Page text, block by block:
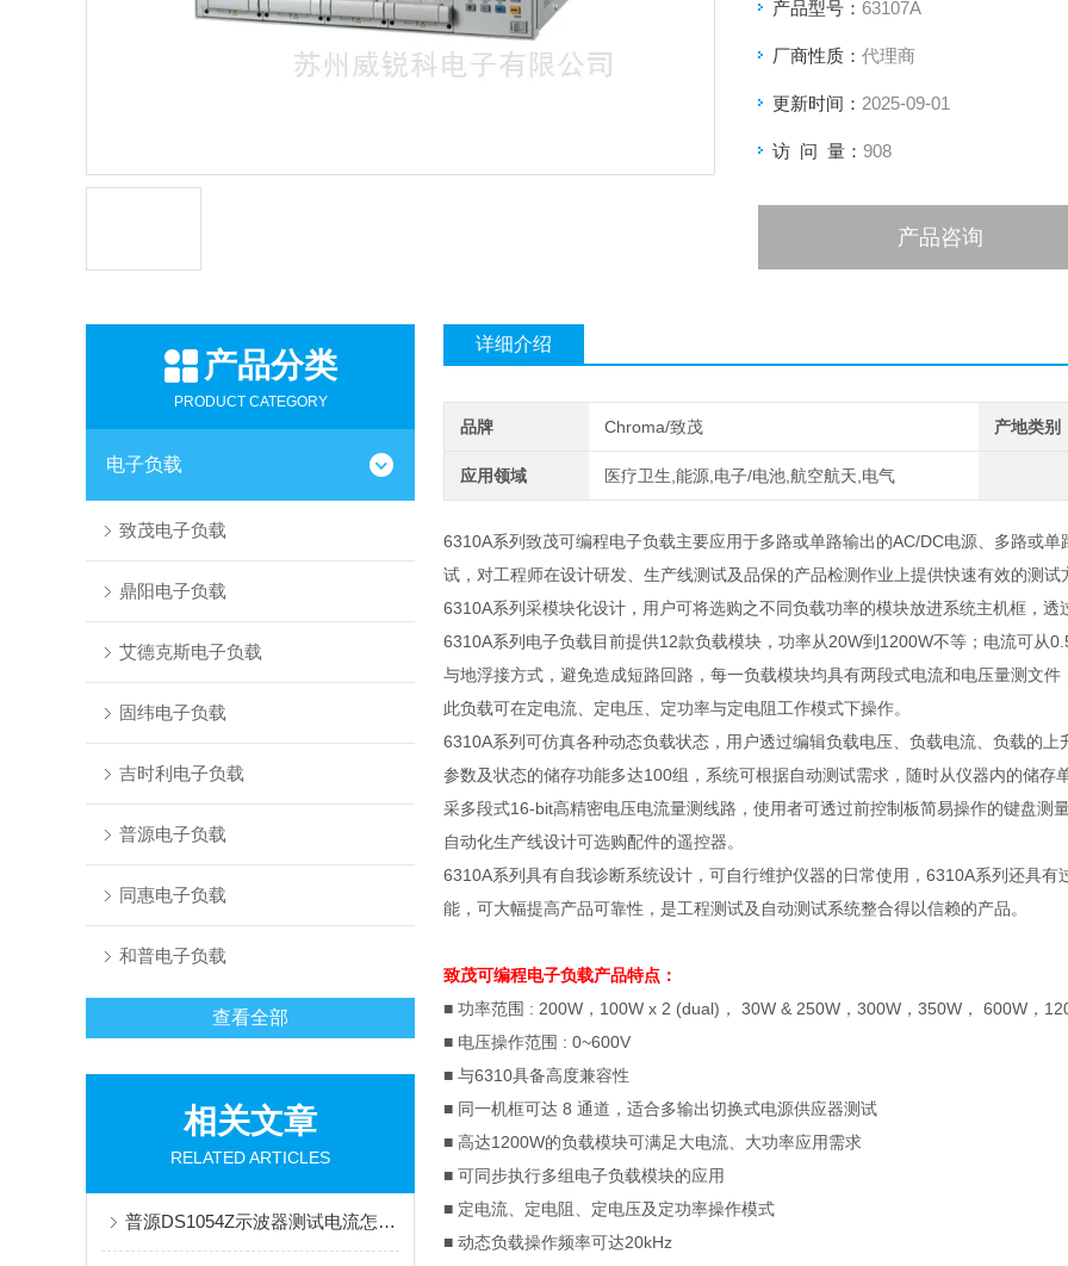
产品型号： 63107A
厂商性质： 代理商
更新时间： 2025-09-01
访 问 量： 908
产品咨询
产品分类
PRODUCT CATEGORY
电子负载
致茂电子负载
鼎阳电子负载
艾德克斯电子负载
固纬电子负载
吉时利电子负载
普源电子负载
同惠电子负载
和普电子负载
查看全部
相关文章
RELATED ARTICLES
普源DS1054Z示波器测试电流怎么设置波形？
详细介绍
品牌 Chroma/致茂 产地类别
应用领域 医疗卫生,能源,电子/电池,航空航天,电气
6310A系列致茂可编程电子负载主要应用于多路或单路输出的AC/DC电源、多路或
试，对工程师在设计研发、生产线测试及品保的产品检测作业上提供快速有效的测试
6310A系列采模块化设计，用户可将选购之不同负载功率的模块放进系统主机框，透
6310A系列电子负载目前提供12款负载模块，功率从20W到 1200W不等；电流可从
与地浮接方式，避免造成短路回路，每一负载模块均具有两段式电流和电压量测文件
此负载可在定电流、定电压、定功率与定电阻工作模式下操作。
6310A系列可仿真各种动态负载状态，用户透过编辑负载电压、负载电流、负载的上
参数及状态的储存功能多达100组，系统可根据自动测试需求，随时从仪器内的储存
采多段式16-bit高精密电压电流量测线路，使用者可透过前控制板简易操作的键盘测
自动化生产线设计可选购配件的遥控器。
6310A系列具有自我诊断系统设计，可自行维护仪器的日常使用， 6310A系列还具有
能，可大幅提高产品可靠性，是工程测试及自动测试系统整合得以信赖的产品。
致茂可编程电子负载产品特点：
■ 功率范围 : 200W ， 100W x 2 (dual) ， 30W & 250W ， 300W ， 350W ， 600W ，
■ 电压操作范围 : 0~600V
■ 与6310具备高度兼容性
■ 同一机框可达 8 通道，适合多输出切换式电源供应器测试
■ 高达1200W的负载模块可满足大电流、大功率应用需求
■ 可同步执行多组电子负载模块的应用
■ 定电流、定电阻、定电压及定功率操作模式
■ 动态负载操作频率可达20kHz